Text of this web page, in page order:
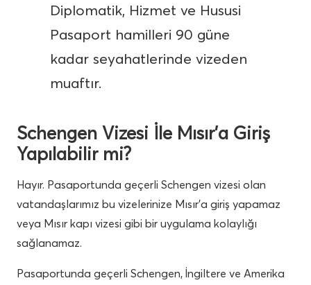
Diplomatik, Hizmet ve Hususi
Pasaport hamilleri 90 güne
kadar seyahatlerinde vizeden
muaftır.
Schengen Vizesi İle Mısır’a Giriş
Yapılabilir mi?
Hayır. Pasaportunda geçerli Schengen vizesi olan
vatandaşlarımız bu vizelerinize Mısır’a giriş yapamaz
veya Mısır kapı vizesi gibi bir uygulama kolaylığı
sağlanamaz.
Pasaportunda geçerli Schengen, İngiltere ve Amerika